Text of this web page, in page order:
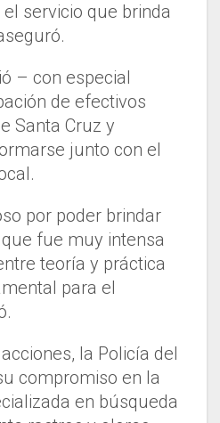
servicio que brinda
– con especial
de efectivos
Santa Cruz y
junto con el
por poder brindar
fue muy intensa
teoría y práctica
para el
la Policía del
compromiso en la
en búsqueda